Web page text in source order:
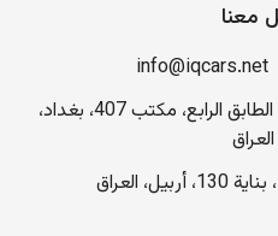
معنا
info@iqcars.net
شارع الرواد، عمارة بلو تاور الطابق الرابع، مكتب 407، بغداد،
العراق